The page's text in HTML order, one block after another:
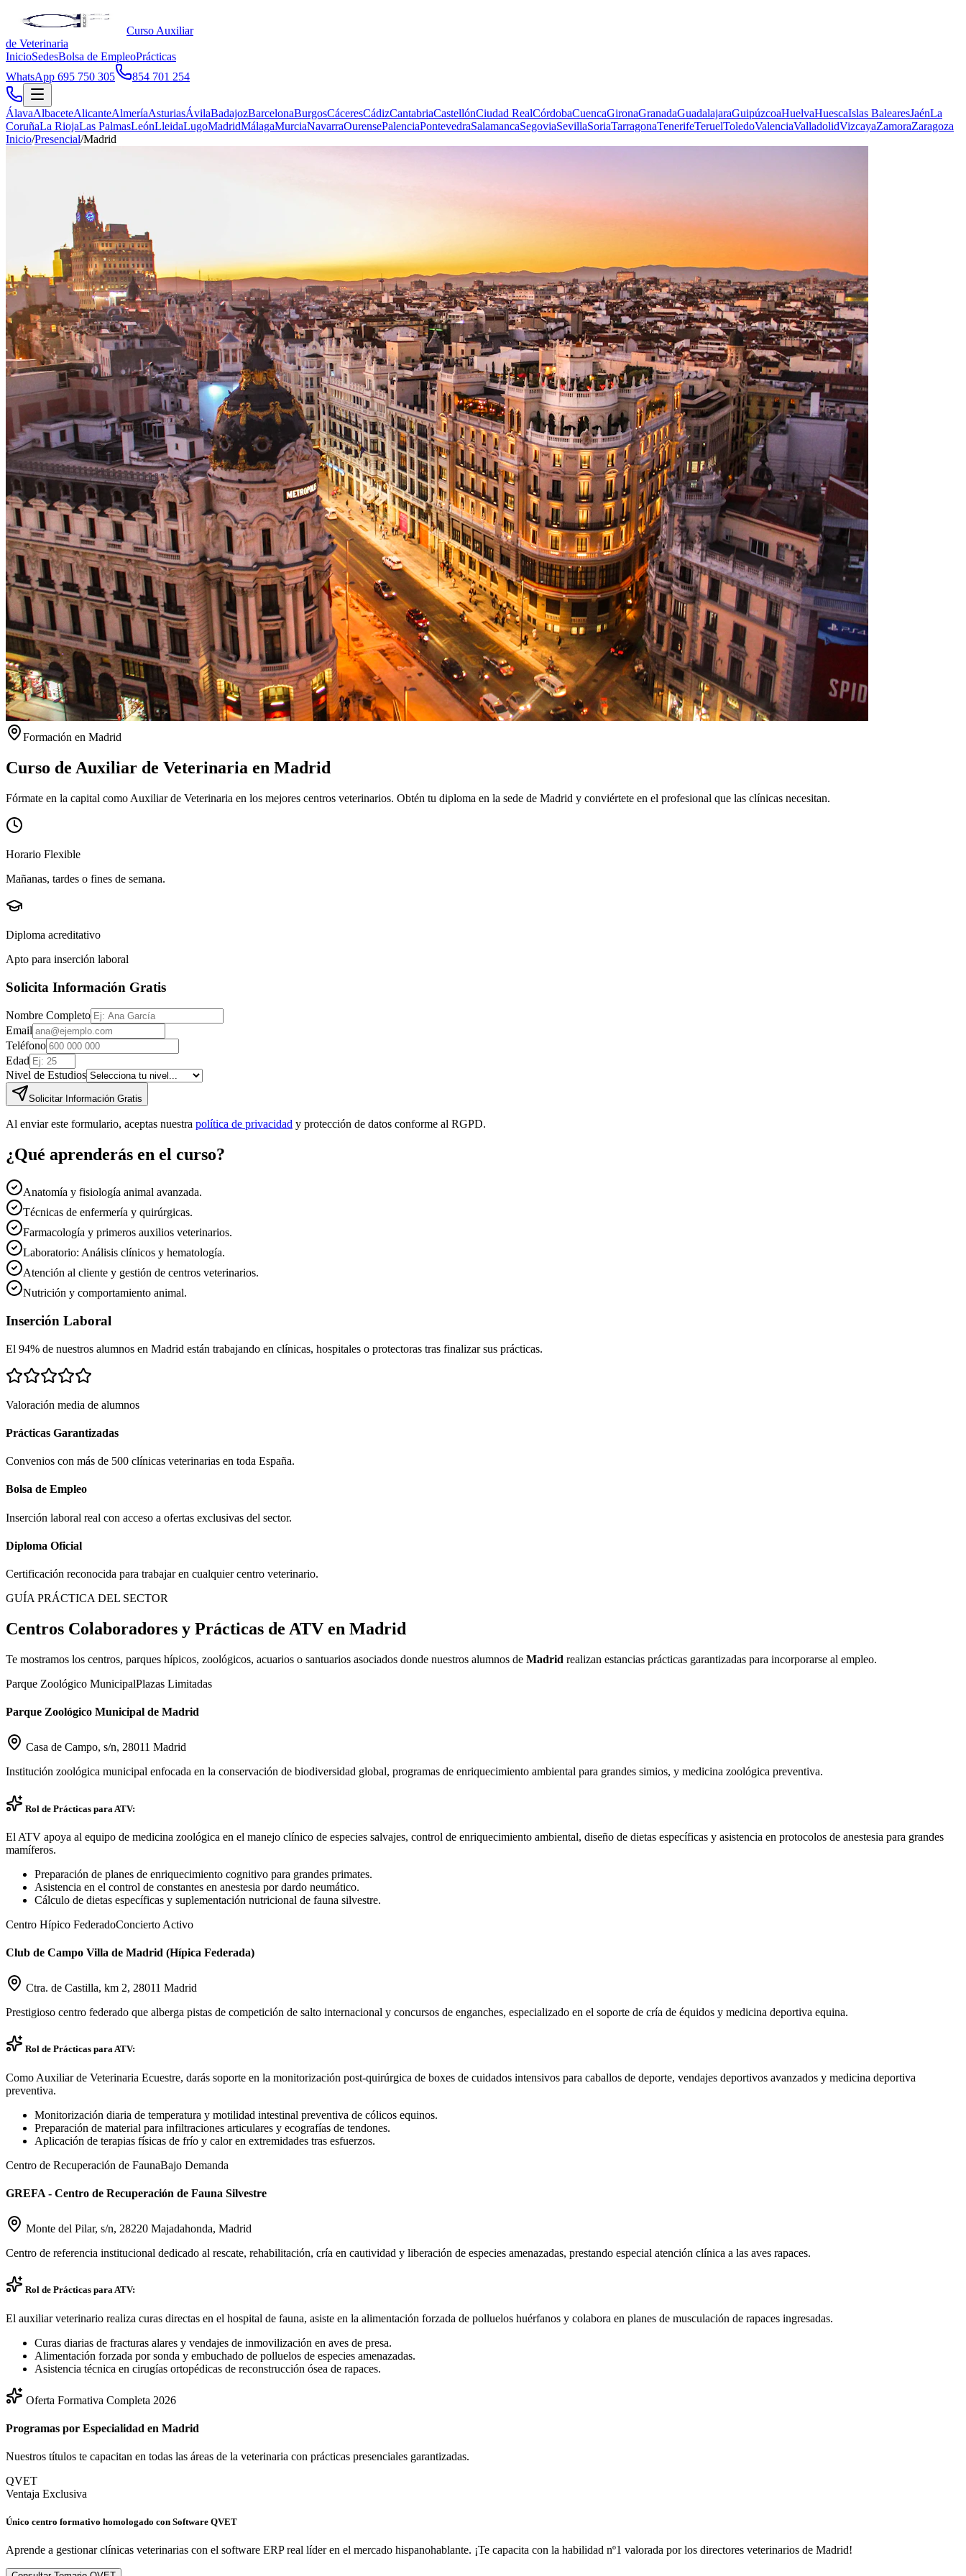
Curso Auxiliar
de Veterinaria
InicioSedesBolsa de EmpleoPrácticas
WhatsApp 695 750 305
854 701 254
ÁlavaAlbaceteAlicanteAlmeríaAsturiasÁvilaBadajozBarcelonaBurgosCáceresCádizCantabriaCastellónCiudad RealCórdobaCuencaGironaGranadaGuadalajaraGuipúzcoaHuelvaHuescaIslas BalearesJaénLa
CoruñaLa RiojaLas PalmasLeónLleidaLugoMadridMálagaMurciaNavarraOurensePalenciaPontevedraSalamancaSegoviaSevillaSoriaTarragonaTenerifeTeruelToledoValenciaValladolidVizcayaZamoraZaragoza
Inicio/Presencial/Madrid
Formación en Madrid
Curso de Auxiliar de Veterinaria en Madrid
Fórmate en la capital como Auxiliar de Veterinaria en los mejores centros veterinarios. Obtén tu diploma en la sede de Madrid y conviértete en el profesional que las clínicas necesitan.
Horario Flexible
Mañanas, tardes o fines de semana.
Diploma acreditativo
Apto para inserción laboral
Solicita Información Gratis
Nombre Completo
Email
Teléfono
Edad
Nivel de Estudios
Solicitar Información Gratis
Al enviar este formulario, aceptas nuestra política de privacidad y protección de datos conforme al RGPD.
¿Qué aprenderás en el curso?
Anatomía y fisiología animal avanzada.
Técnicas de enfermería y quirúrgicas.
Farmacología y primeros auxilios veterinarios.
Laboratorio: Análisis clínicos y hematología.
Atención al cliente y gestión de centros veterinarios.
Nutrición y comportamiento animal.
Inserción Laboral
El 94% de nuestros alumnos en Madrid están trabajando en clínicas, hospitales o protectoras tras finalizar sus prácticas.
Valoración media de alumnos
Prácticas Garantizadas
Convenios con más de 500 clínicas veterinarias en toda España.
Bolsa de Empleo
Inserción laboral real con acceso a ofertas exclusivas del sector.
Diploma Oficial
Certificación reconocida para trabajar en cualquier centro veterinario.
GUÍA PRÁCTICA DEL SECTOR
Centros Colaboradores y Prácticas de ATV en Madrid
Te mostramos los centros, parques hípicos, zoológicos, acuarios o santuarios asociados donde nuestros alumnos de Madrid realizan estancias prácticas garantizadas para incorporarse al empleo.
Parque Zoológico MunicipalPlazas Limitadas
Parque Zoológico Municipal de Madrid
Casa de Campo, s/n, 28011 Madrid
Institución zoológica municipal enfocada en la conservación de biodiversidad global, programas de enriquecimiento ambiental para grandes simios, y medicina zoológica preventiva.
Rol de Prácticas para ATV:
El ATV apoya al equipo de medicina zoológica en el manejo clínico de especies salvajes, control de enriquecimiento ambiental, diseño de dietas específicas y asistencia en protocolos de anestesia para grandes
mamíferos.
Preparación de planes de enriquecimiento cognitivo para grandes primates.
Asistencia en el control de constantes en anestesia por dardo neumático.
Cálculo de dietas específicas y suplementación nutricional de fauna silvestre.
Centro Hípico FederadoConcierto Activo
Club de Campo Villa de Madrid (Hípica Federada)
Ctra. de Castilla, km 2, 28011 Madrid
Prestigioso centro federado que alberga pistas de competición de salto internacional y concursos de enganches, especializado en el soporte de cría de équidos y medicina deportiva equina.
Rol de Prácticas para ATV:
Como Auxiliar de Veterinaria Ecuestre, darás soporte en la monitorización post-quirúrgica de boxes de cuidados intensivos para caballos de deporte, vendajes deportivos avanzados y medicina deportiva
preventiva.
Monitorización diaria de temperatura y motilidad intestinal preventiva de cólicos equinos.
Preparación de material para infiltraciones articulares y ecografías de tendones.
Aplicación de terapias físicas de frío y calor en extremidades tras esfuerzos.
Centro de Recuperación de FaunaBajo Demanda
GREFA - Centro de Recuperación de Fauna Silvestre
Monte del Pilar, s/n, 28220 Majadahonda, Madrid
Centro de referencia institucional dedicado al rescate, rehabilitación, cría en cautividad y liberación de especies amenazadas, prestando especial atención clínica a las aves rapaces.
Rol de Prácticas para ATV:
El auxiliar veterinario realiza curas directas en el hospital de fauna, asiste en la alimentación forzada de polluelos huérfanos y colabora en planes de musculación de rapaces ingresadas.
Curas diarias de fracturas alares y vendajes de inmovilización en aves de presa.
Alimentación forzada por sonda y embuchado de polluelos de especies amenazadas.
Asistencia técnica en cirugías ortopédicas de reconstrucción ósea de rapaces.
Oferta Formativa Completa 2026
Programas por Especialidad en Madrid
Nuestros títulos te capacitan en todas las áreas de la veterinaria con prácticas presenciales garantizadas.
QVET
Ventaja Exclusiva
Único centro formativo homologado con Software QVET
Aprende a gestionar clínicas veterinarias con el software ERP real líder en el mercado hispanohablante. ¡Te capacita con la habilidad nº1 valorada por los directores veterinarios de Madrid!